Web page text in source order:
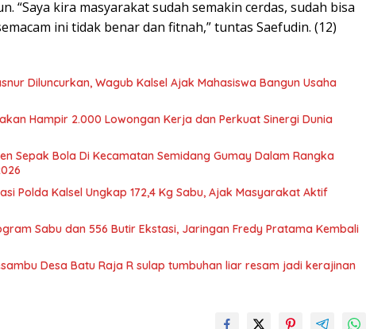
“Saya kira masyarakat sudah semakin cerdas, sudah bisa
ini tidak benar dan fitnah,” tuntas Saefudin. (12)
Diluncurkan, Wagub Kalsel Ajak Mahasiswa Bangun Usaha
Hampir 2.000 Lowongan Kerja dan Perkuat Sinergi Dunia
Sepak Bola Di Kecamatan Semidang Gumay Dalam Rangka
Polda Kalsel Ungkap 172,4 Kg Sabu, Ajak Masyarakat Aktif
Sabu dan 556 Butir Ekstasi, Jaringan Fredy Pratama Kembali
Desa Batu Raja R sulap tumbuhan liar resam jadi kerajinan